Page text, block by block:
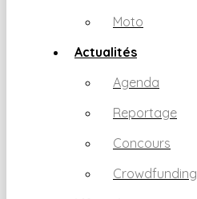
Moto
Actualités
Agenda
Reportage
Concours
Crowdfunding